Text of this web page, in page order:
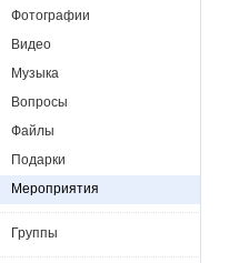
Фотографии
Видео
Музыка
Вопросы
Файлы
Подарки
Мероприятия
Группы